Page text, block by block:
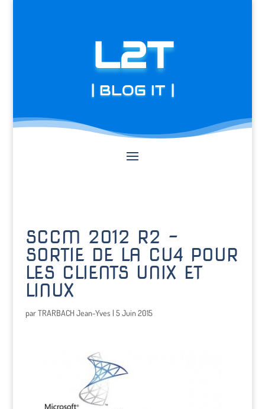
L2T
| BLOG IT |
SCCM 2012 R2 –
SORTIE DE LA CU4 POUR
LES CLIENTS UNIX ET
LINUX
parTRARBACH Jean-Yves | 5 Juin 2015